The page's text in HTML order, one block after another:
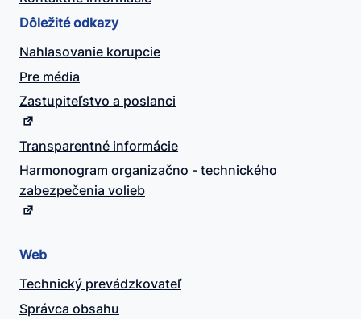
Dôležité odkazy
Nahlasovanie korupcie
Pre média
Zastupiteľstvo a poslanci
Transparentné informácie
Harmonogram organizačno - technického
zabezpečenia volieb
Web
Technický prevádzkovateľ
Správca obsahu